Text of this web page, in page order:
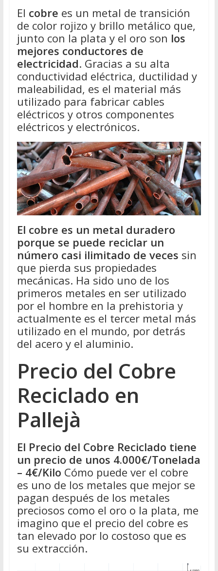
El cobre es un metal de transición
de color rojizo y brillo metálico que,
junto con la plata y el oro son los
mejores conductores de
electricidad. Gracias a su alta
conductividad eléctrica, ductilidad y
maleabilidad, es el material más
utilizado para fabricar cables
eléctricos y otros componentes
eléctricos y electrónicos.
El cobre es un metal duradero
porque se puede reciclar un
número casi ilimitado de veces sin
que pierda sus propiedades
mecánicas. Ha sido uno de los
primeros metales en ser utilizado
por el hombre en la prehistoria y
actualmente es el tercer metal más
utilizado en el mundo, por detrás
del acero y el aluminio.
Precio del Cobre
Reciclado en
Pallejà
El Precio del Cobre Reciclado tiene
un precio de unos 4.000€/Tonelada
– 4€/Kilo Cómo puede ver el cobre
es uno de los metales que mejor se
pagan después de los metales
preciosos como el oro o la plata, me
imagino que el precio del cobre es
tan elevado por lo costoso que es
su extracción.